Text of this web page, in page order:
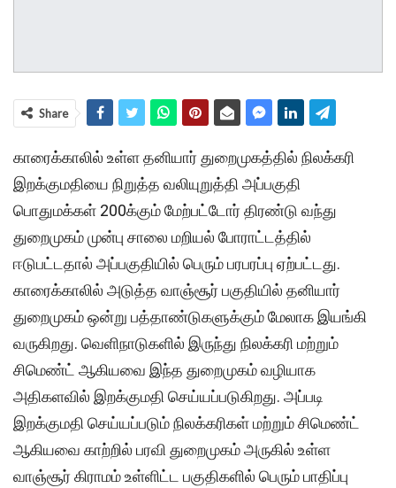
Share
காரைக்காலில் உள்ள தனியார் துறைமுகத்தில் நிலக்கரி
இறக்குமதியை நிறுத்த வலியுறுத்தி அப்பகுதி
பொதுமக்கள் 200க்கும் மேற்பட்டோர் திரண்டு வந்து
துறைமுகம் முன்பு சாலை மறியல் போராட்டத்தில்
ஈடுபட்டதால் அப்பகுதியில் பெரும் பரபரப்பு ஏற்பட்டது.
காரைக்காலில் அடுத்த வாஞ்சூர் பகுதியில் தனியார்
துறைமுகம் ஒன்று பத்தாண்டுகளுக்கும் மேலாக இயங்கி
வருகிறது. வெளிநாடுகளில் இருந்து நிலக்கரி மற்றும்
சிமெண்ட் ஆகியவை இந்த துறைமுகம் வழியாக
அதிகளவில் இறக்குமதி செய்யப்படுகிறது. அப்படி
இறக்குமதி செய்யப்படும் நிலக்கரிகள் மற்றும் சிமெண்ட்
ஆகியவை காற்றில் பரவி துறைமுகம் அருகில் உள்ள
வாஞ்சூர் கிராமம் உள்ளிட்ட பகுதிகளில் பெரும் பாதிப்பு